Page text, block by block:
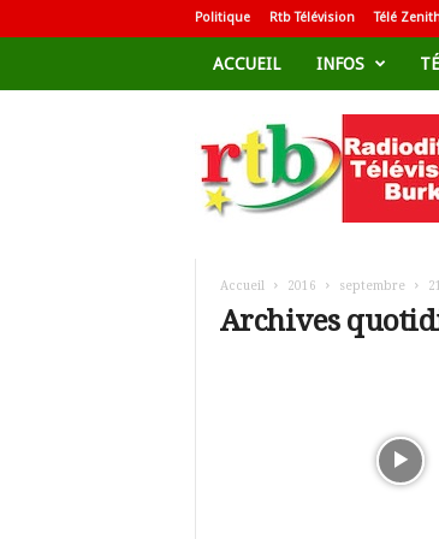
Politique Rtb Télévision Télé
ACCUEIL INFOS
d
i
Accueil 2016 septembre 21
Archives